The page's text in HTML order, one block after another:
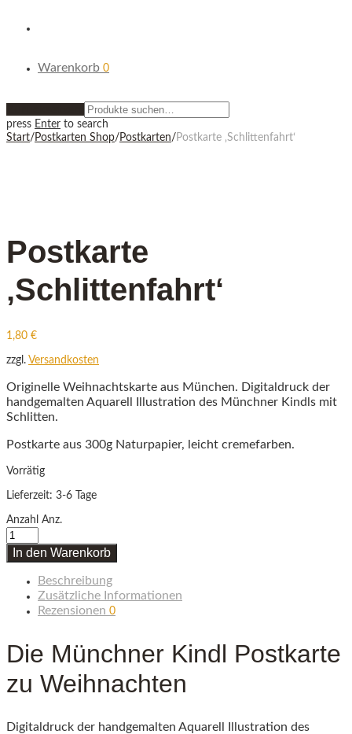
Warenkorb 0
press Enter to search
Start/ Postkarten Shop/ Postkarten/ Postkarte ‚Schlittenfahrt‘
Postkarte
‚Schlittenfahrt‘
1,80 €
zzgl. Versandkosten
Originelle Weihnachtskarte aus München. Digitaldruck der
handgemalten Aquarell Illustration des Münchner Kindls mit
Schlitten.
Postkarte aus 300g Naturpapier, leicht cremefarben.
Vorrätig
Lieferzeit: 3-6 Tage
Anzahl Anz.
In den Warenkorb
Beschreibung
Zusätzliche Informationen
Rezensionen 0
Die Münchner Kindl Postkarte
zu Weihnachten
Digitaldruck der handgemalten Aquarell Illustration des